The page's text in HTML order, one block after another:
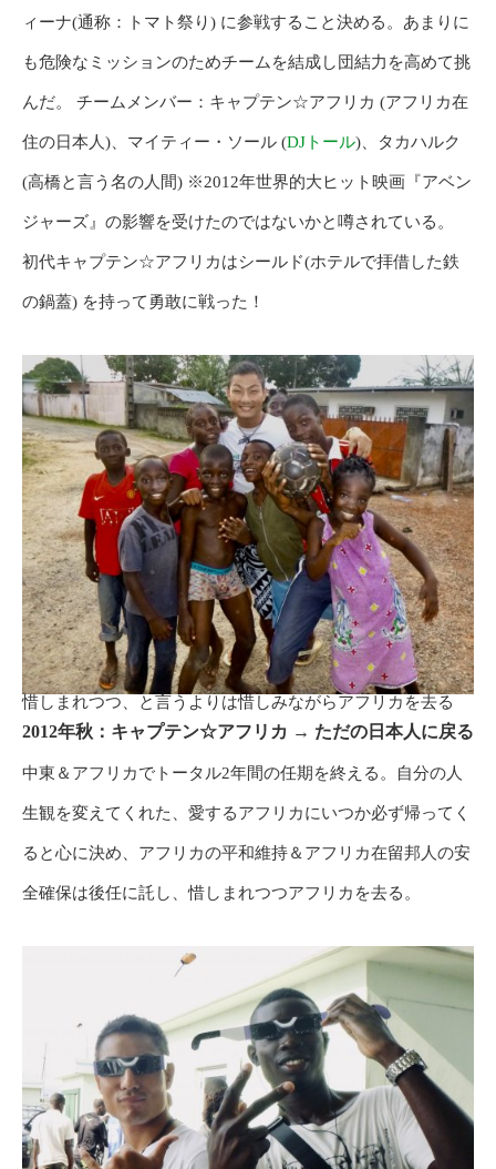
ィーナ(通称：トマト祭り) に参戦すること決める。あまりに
も危険なミッションのためチームを結成し団結力を高めて挑
んだ。 チームメンバー：キャプテン☆アフリカ (アフリカ在
住の日本人)、マイティー・ソール (DJトール)、タカハルク
(高橋と言う名の人間) ※2012年世界的大ヒット映画『アベン
ジャーズ』の影響を受けたのではないかと噂されている。
初代キャプテン☆アフリカはシールド(ホテルで拝借した鉄
の鍋蓋) を持って勇敢に戦った！
惜しまれつつ、と言うよりは惜しみながらアフリカを去る
2012年秋：キャプテン☆アフリカ → ただの日本人に戻る
中東＆アフリカでトータル2年間の任期を終える。自分の人
生観を変えてくれた、愛するアフリカにいつか必ず帰ってく
ると心に決め、アフリカの平和維持＆アフリカ在留邦人の安
全確保は後任に託し、惜しまれつつアフリカを去る。